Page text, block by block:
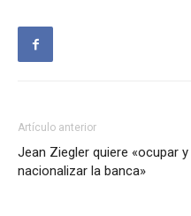
Artículo anterior
Jean Ziegler quiere «ocupar y
nacionalizar la banca»